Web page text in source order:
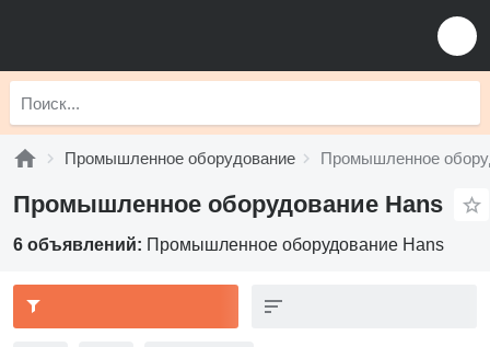
Промышленное оборудование Промышленное
Промышленное оборудование Hans
6 объявлений: Промышленное оборудование Hans